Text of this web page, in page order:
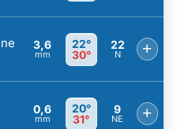
3,6
mm
22°
30°
22
N +
0,6
mm
20°
31°
9
NE +